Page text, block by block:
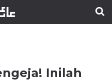
Inilah